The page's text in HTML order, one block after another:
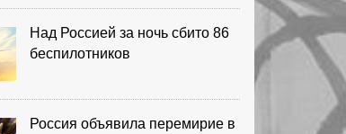
Над Россией за ночь сбито 86
беспилотников
Россия объявила перемирие в